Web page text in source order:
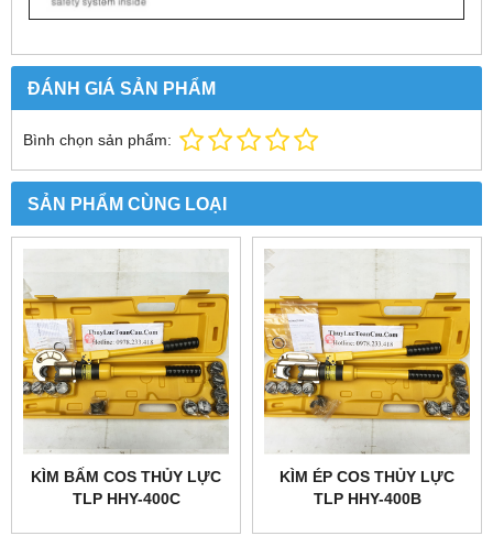
ĐÁNH GIÁ SẢN PHẨM
Bình chọn sản phẩm:
SẢN PHẨM CÙNG LOẠI
KÌM BẤM COS THỦY LỰC
TLP HHY-400C
KÌM ÉP COS THỦY LỰC
TLP HHY-400B